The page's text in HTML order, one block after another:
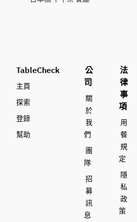
TableCheck
主頁
探索
登錄
幫助
公
司
關
於
我
們
團
隊
招
募
訊
息
法
律
事
項
用
餐
規
定
隱
私
政
策